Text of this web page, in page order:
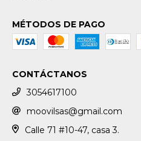
MÉTODOS DE PAGO
CONTÁCTANOS
3054617100
moovilsas@gmail.com
Calle 71 #10-47, casa 3.